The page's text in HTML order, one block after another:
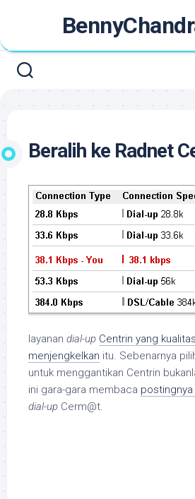
content
Beralih ke Radnet
layanan dial-up Centrin yang
menjengkelkan itu. Sebenarnya
untuk menggantikan Centrin
ini gara-gara membaca
dial-up Cerm@t.